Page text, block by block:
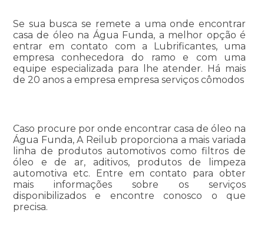
Se sua busca se remete a uma onde encontrar
casa de óleo na Água Funda, a melhor opção é
entrar em contato com a Lubrificantes, uma
empresa conhecedora do ramo e com uma
equipe especializada para lhe atender. Há mais
de 20 anos a empresa empresa serviços cômodos
Caso procure por onde encontrar casa de óleo na
Água Funda, A Reilub proporciona a mais variada
linha de produtos automotivos como filtros de
óleo e de ar, aditivos, produtos de limpeza
automotiva etc. Entre em contato para obter
mais informações sobre os serviços
disponibilizados e encontre conosco o que
precisa.